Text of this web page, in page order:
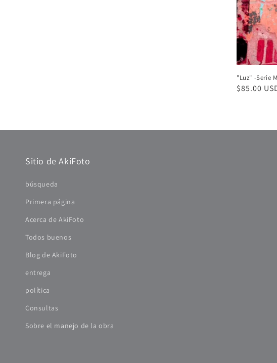
"Luz" -Serie
Precio
$85.00
Sitio de AkiFoto
búsqueda
Primera página
Acerca de AkiFoto
Todos buenos
Blog de AkiFoto
entrega
política
Consultas
Sobre el manejo de la obra